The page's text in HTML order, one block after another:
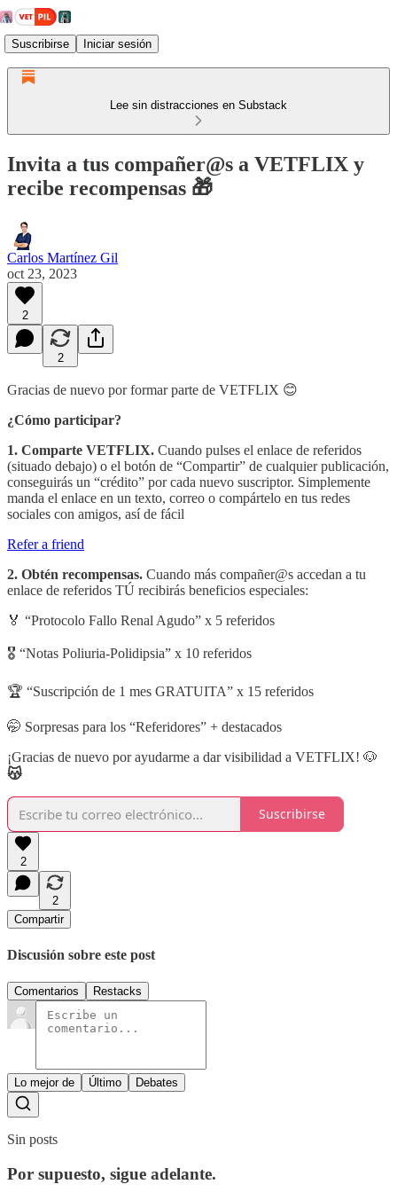
Suscribirse Iniciar sesión
Lee sin distracciones en Substack
Invita a tus compañer@s a VETFLIX y
recibe recompensas 🎁
Carlos Martínez Gil
oct 23, 2023
2
2
Gracias de nuevo por formar parte de VETFLIX 😊
¿Cómo participar?
1. Comparte VETFLIX. Cuando pulses el enlace de referidos
(situado debajo) o el botón de “Compartir” de cualquier publicación,
conseguirás un “crédito” por cada nuevo suscriptor. Simplemente
manda el enlace en un texto, correo o compártelo en tus redes
sociales con amigos, así de fácil
Refer a friend
2. Obtén recompensas. Cuando más compañer@s accedan a tu
enlace de referidos TÚ recibirás beneficios especiales:
🏅 “Protocolo Fallo Renal Agudo” x 5 referidos
🎖️ “Notas Poliuria-Polidipsia” x 10 referidos
🏆 “Suscripción de 1 mes GRATUITA” x 15 referidos
🤭 Sorpresas para los “Referidores” + destacados
¡Gracias de nuevo por ayudarme a dar visibilidad a VETFLIX! 🐶
😽
Suscribirse
2
2
Compartir
Discusión sobre este post
Comentarios Restacks
Lo mejor de Último Debates
Sin posts
Por supuesto, sigue adelante.